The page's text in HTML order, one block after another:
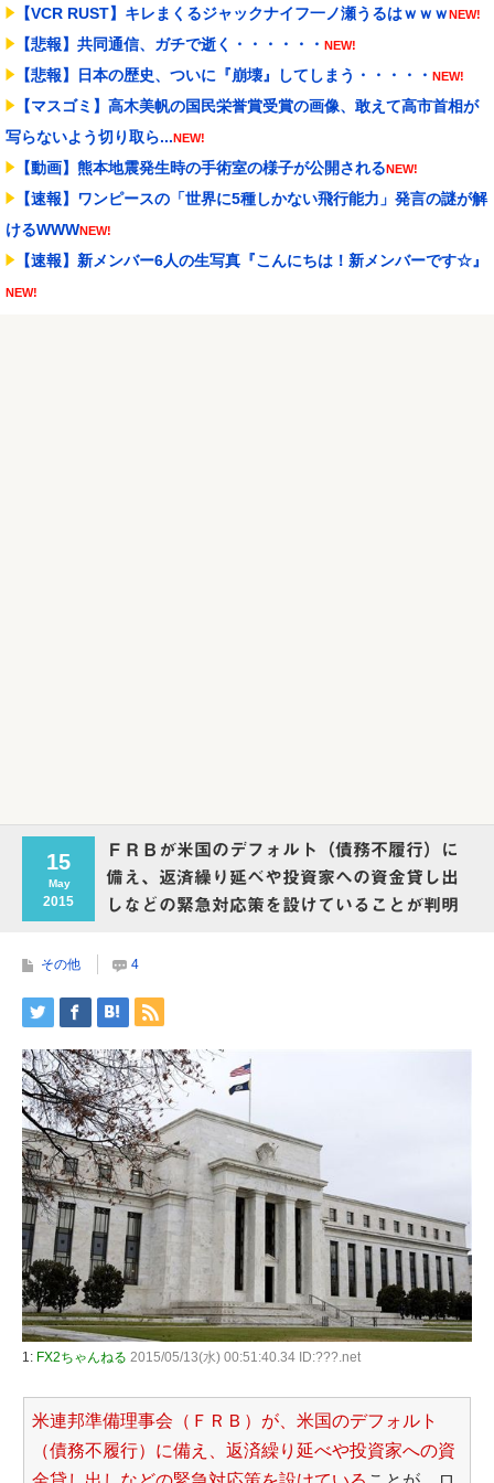
【VCR RUST】キレまくるジャックナイフ一ノ瀬うるはｗｗｗNEW!
【悲報】共同通信、ガチで逝く・・・・・・ NEW!
【悲報】日本の歴史、ついに『崩壊』してしまう・・・・・ NEW!
【マスゴミ】高木美帆の国民栄誉賞受賞の画像、敢えて高市首相が
写らないよう切り取ら...NEW!
【動画】熊本地震発生時の手術室の様子が公開されるNEW!
【速報】ワンピースの「世界に5種しかない飛行能力」発言の謎が解
けるWWWNEW!
【速報】新メンバー6人の生写真『こんにちは！新メンバーです☆』
NEW!
15
May
2015
ＦＲＢが米国のデフォルト（債務不履行）に
備え、返済繰り延べや投資家への資金貸し出
しなどの緊急対応策を設けていることが判明
その他 4
1: FX2ちゃんねる 2015/05/13(水) 00:51:40.34 ID:???.net
米連邦準備理事会（ＦＲＢ）が、米国のデフォルト
（債務不履行）に備え、返済繰り延べや投資家への資